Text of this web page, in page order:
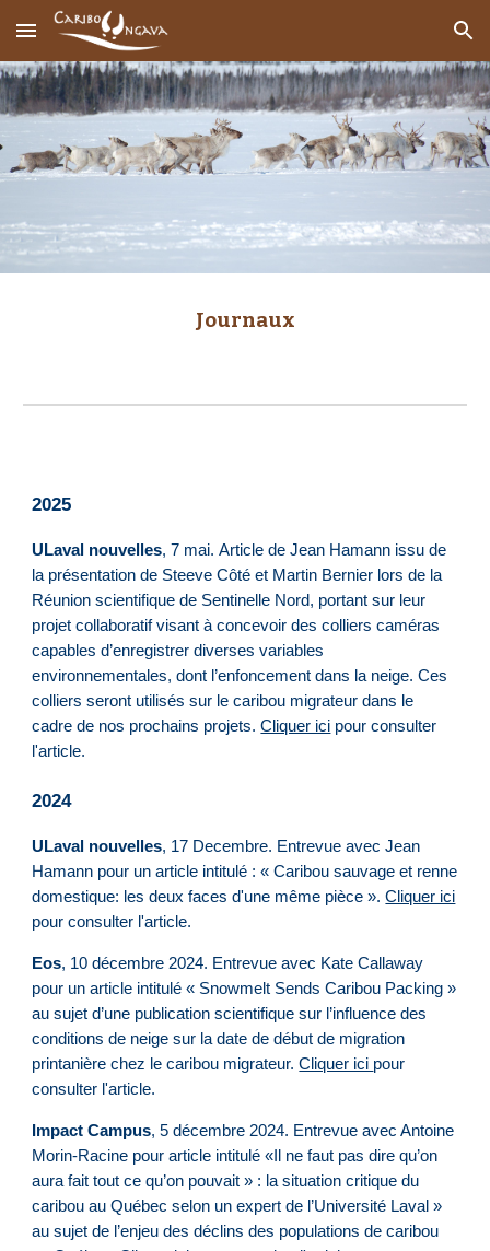
Skip to main content Skip to navigation
Journaux
2025
ULaval nouvelles, 7 mai.Article de Jean Hamann issu de
la présentation de Steeve Côté et Martin Bernier lors de la
Réunion scientifique de Sentinelle Nord, portant sur leur
projet collaboratif visant à concevoir des colliers caméras
capables d’enregistrer diverses variables
environnementales, dont l’enfoncement dans la neige. Ces
colliers seront utilisés sur le caribou migrateur dans le
cadre de nos prochains projets.Cliquer ici pour consulter
l'article.
2024
ULaval nouvelles, 17 Decembre. Entrevue avec Jean
Hamann pour un article intitulé : « Caribou sauvage et renne
domestique: les deux faces d'une même pièce ».Cliquer ici
pour consulter l'article.
Eos, 10 décembre 2024. Entrevue avec Kate Callaway
pour un article intitulé « Snowmelt Sends Caribou Packing »
au sujet d’une publication scientifique sur l’influence des
conditions de neige sur la date de début de migration
printanière chez le caribou migrateur.Cliquer ici pour
consulter l'article.
Impact Campus, 5 décembre 2024. Entrevue avec Antoine
Morin-Racine pour article intitulé «Il ne faut pas dire qu’on
aura fait tout ce qu’on pouvait » : la situation critique du
caribou au Québec selon un expert de l’Université Laval »
au sujet de l’enjeu des déclins des populations de caribou